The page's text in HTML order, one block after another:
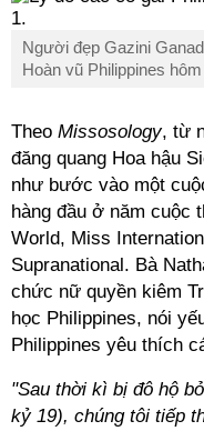
Người đẹp Gazini
Hoàn vũ Philippines
Theo Missosology, từ
đăng quang Hoa hậu
như bước vào một
hàng đầu ở năm cuộc
World, Miss
Supranational. Bà
chức nữ quyền kiêm
học Philippines, nói
Philippines yêu thích
"Sau thời kì bị đô hộ
kỷ 19), chúng tôi tiếp